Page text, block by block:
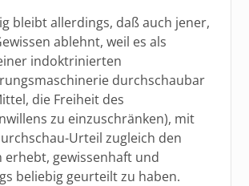
bleibt allerdings, daß auch jener,
ablehnt, weil es als
indoktrinierten
durchschaubar
die Freiheit des
zu einzuschränken), mit
Urteil zugleich den
erhebt, gewissenhaft und
beliebig geurteilt zu haben.